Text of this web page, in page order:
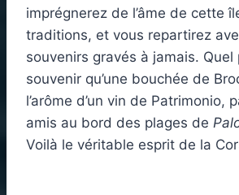
imprégnerez de l’âme de cette
traditions, et vous repartirez
souvenirs gravés à jamais. Quel
souvenir qu’une bouchée de
l’arôme d’un vin de Patrimonio,
amis au bord des plages de
Voilà le véritable esprit de la